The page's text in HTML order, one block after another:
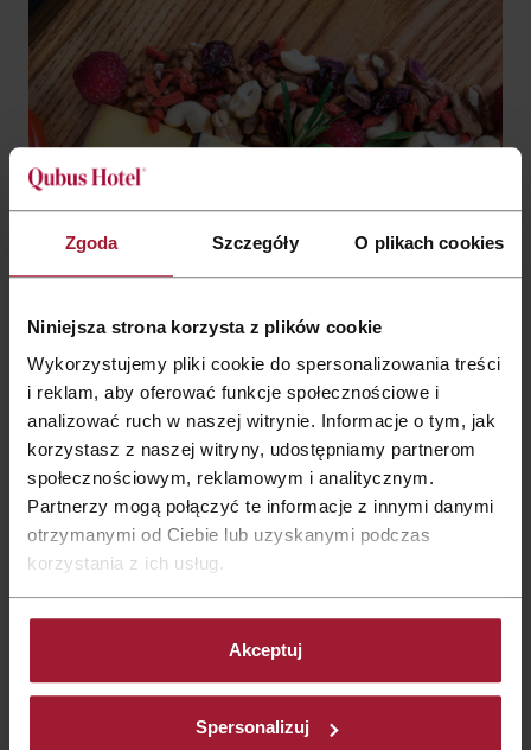
Zgoda Szczegóły O plikach cookies
Niniejsza strona korzysta z plików cookie
Wykorzystujemy pliki cookie do spersonalizowania treści
i reklam, aby oferować funkcje społecznościowe i
analizować ruch w naszej witrynie. Informacje o tym, jak
korzystasz z naszej witryny, udostępniamy partnerom
społecznościowym, reklamowym i analitycznym.
Partnerzy mogą połączyć te informacje z innymi danymi
otrzymanymi od Ciebie lub uzyskanymi podczas
korzystania z ich usług.
Akceptuj
Spersonalizuj
Godziny i koszt